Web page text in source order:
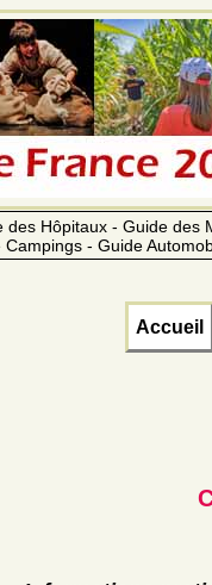
Hôpitaux - Guide
- Guide
Accueil